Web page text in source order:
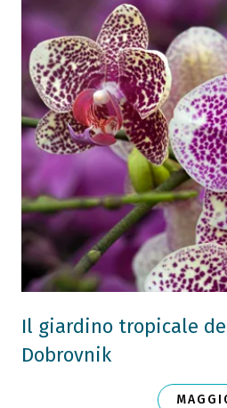
Il giardino tropicale
Dobrovnik